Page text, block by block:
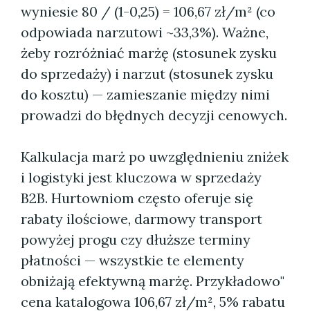
wyniesie 80 / (1-0,25) = 106,67 zł/m² (co
odpowiada narzutowi ~33,3%). Ważne,
żeby rozróżniać marżę (stosunek zysku
do sprzedaży) i narzut (stosunek zysku
do kosztu) — zamieszanie między nimi
prowadzi do błędnych decyzji cenowych.
Kalkulacja marż po uwzględnieniu zniżek
i logistyki jest kluczowa w sprzedaży
B2B. Hurtowniom często oferuje się
rabaty ilościowe, darmowy transport
powyżej progu czy dłuższe terminy
płatności — wszystkie te elementy
obniżają efektywną marżę. Przykładowo"
cena katalogowa 106,67 zł/m², 5% rabatu